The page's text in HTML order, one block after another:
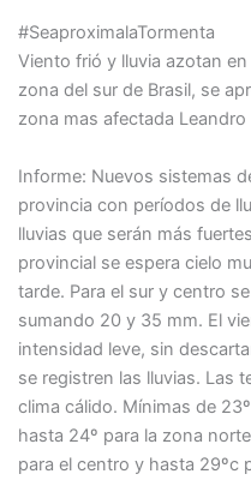
#SeaproximalaTormenta
Viento frió y lluvia azotan
zona del sur de Brasil, se
zona mas afectada
Informe: Nuevos sistemas
provincia con períodos de
lluvias que serán más
provincial se espera cielo
tarde. Para el sur y centro
sumando 20 y 35 mm. El
intensidad leve, sin
se registren las lluvias. Las
clima cálido. Mínimas de
hasta 24º para la zona
para el centro y hasta 29ºc